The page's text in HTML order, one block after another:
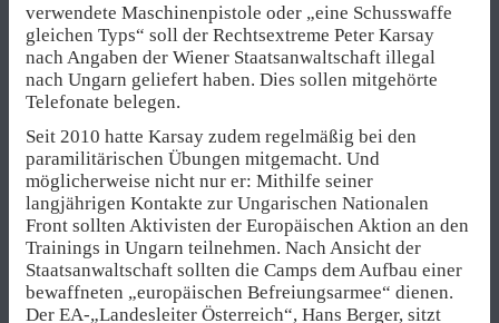
verwendete Maschinenpistole oder „eine Schusswaffe
gleichen Typs“ soll der Rechtsextreme Peter Karsay
nach Angaben der Wiener Staatsanwaltschaft illegal
nach Ungarn geliefert haben. Dies sollen mitgehörte
Telefonate belegen.
Seit 2010 hatte Karsay zudem regelmäßig bei den
paramilitärischen Übungen mitgemacht. Und
möglicherweise nicht nur er: Mithilfe seiner
langjährigen Kontakte zur Ungarischen Nationalen
Front sollten Aktivisten der Europäischen Aktion an den
Trainings in Ungarn teilnehmen. Nach Ansicht der
Staatsanwaltschaft sollten die Camps dem Aufbau einer
bewaffneten „europäischen Befreiungsarmee“ dienen.
Der EA-„Landesleiter Österreich“, Hans Berger, sitzt